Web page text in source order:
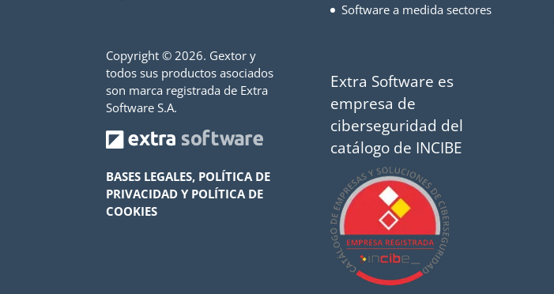
Copyright ©2026. Gextor y
todos sus productos asociados
son marca registrada de Extra
Software S.A.
BASES LEGALES, POLÍTICA DE
PRIVACIDAD Y POLÍTICA DE
COOKIES
Software a medida sectores
Extra Software es
empresa de
ciberseguridad del
catálogo de INCIBE